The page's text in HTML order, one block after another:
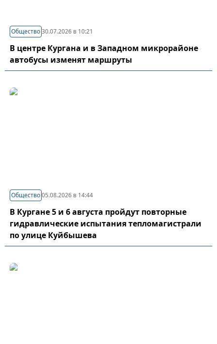
Общество30.07.2026 в 10:21
В центре Кургана и в Западном микрорайоне
автобусы изменят маршруты
Общество05.08.2026 в 14:44
В Кургане 5 и 6 августа пройдут повторные
гидравлические испытания тепломагистрали
по улице Куйбышева